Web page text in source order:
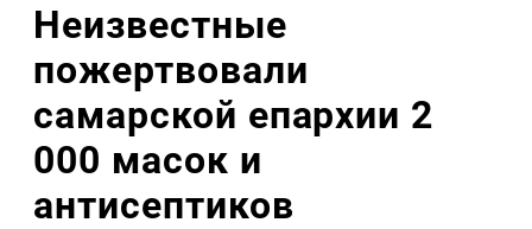
Неизвестные
пожертвовали
самарской епархии 2
000 масок и
антисептиков